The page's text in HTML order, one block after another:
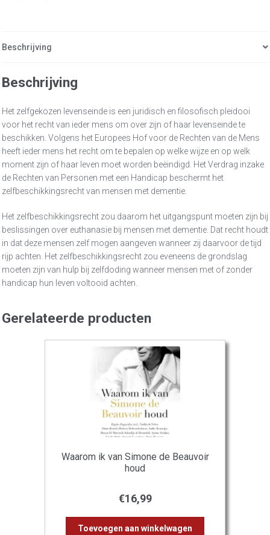
Beschrijving
Beschrijving
Het zelfgekozen levenseinde is een juridisch en filosofisch pleidooi
voor het recht van ieder mens om over zijn of haar levenseinde te
beschikken. Volgens het Europees Hof voor de Rechten van de Mens
heeft ieder mens het recht om te bepalen op welke wijze en op welk
moment zijn of haar leven moet worden beëindigd. Het Verdrag inzake
de Rechten van Personen met een Handicap beschermt het
zelfbeschikkingsrecht van mensen met dementie.
Het zelfbeschikkingsrecht zou daarom het uitgangspunt moeten zijn bij
beslissingen over euthanasie bij mensen met dementie. Dat recht houdt
in dat deze mensen zelf mogen aangeven wanneer zij daarvoor de tijd
rijp achten. Het zelfbeschikkingsrecht zou eveneens de grondslag
moeten zijn van hulp bij zelfdoding wanneer mensen met of zonder
handicap hun leven voltooid achten.
Gerelateerde producten
Waarom ik van Simone de Beauvoir
houd
€16,99
Toevoegen aan winkelwagen